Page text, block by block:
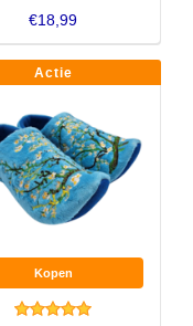
€18,99
Actie
Kopen